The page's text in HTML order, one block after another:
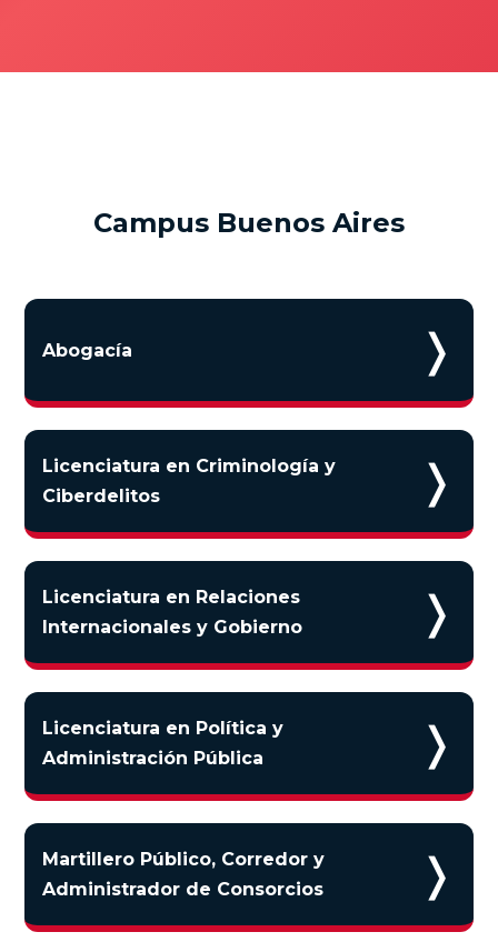
Campus Buenos Aires
Abogacía ❭
Licenciatura en Criminología y
Ciberdelitos
❭
Licenciatura en Relaciones
Internacionales y Gobierno
❭
Licenciatura en Política y
Administración Pública
❭
Martillero Público, Corredor y
Administrador de Consorcios
❭